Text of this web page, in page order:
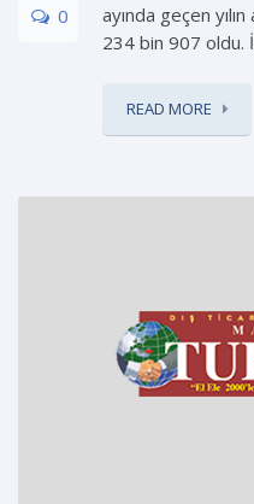
0
ayında geçen
234 bin 907 oldu.
READ MORE